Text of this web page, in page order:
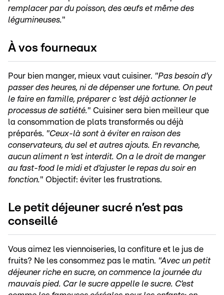
remplacer par du poisson, des œufs et même des
légumineuses."
À vos fourneaux
Pour bien manger, mieux vaut cuisiner. "Pas besoin d’y
passer des heures, ni de dépenser une fortune. On peut
le faire en famille, préparer c ’est déjà actionner le
processus de satiété." Cuisiner sera bien meilleur que
la consommation de plats transformés ou déjà
préparés. "Ceux-là sont à éviter en raison des
conservateurs, du sel et autres ajouts. En revanche,
aucun aliment n ’est interdit. On a le droit de manger
au fast-food le midi et d’ajuster le repas du soir en
fonction." Objectif: éviter les frustrations.
Le petit déjeuner sucré n’est pas
conseillé
Vous aimez les viennoiseries, la confiture et le jus de
fruits? Ne les consommez pas le matin. "Avec un petit
déjeuner riche en sucre, on commence la journée du
mauvais pied. Car le sucre appelle le sucre. C’est